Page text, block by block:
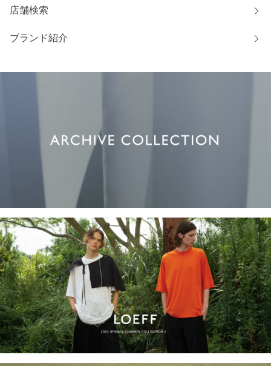
店舗検索
ブランド紹介